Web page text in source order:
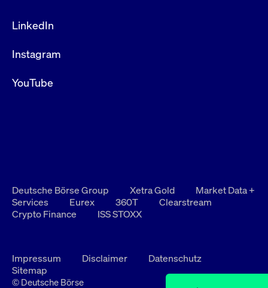
LinkedIn
Instagram
YouTube
Deutsche Börse Group Xetra Gold
Market Data +
Services
Eurex 360T
Clearstream
Crypto Finance
ISS STOXX
Impressum Disclaimer
Datenschutz
Sitemap
© Deutsche Börse